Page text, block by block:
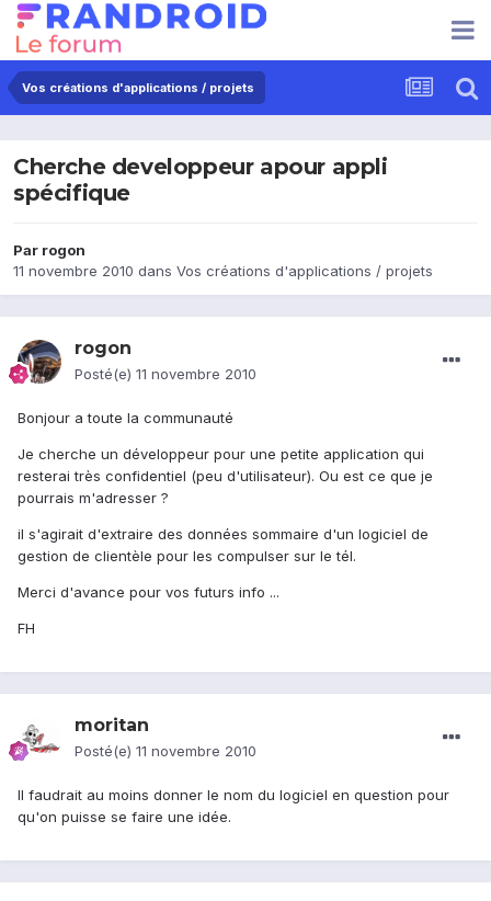
Vos créations d'applications / projets
Cherche developpeur apour appli
spécifique
Par rogon
11 novembre 2010 dans Vos créations d'applications / projets
rogon
Posté(e) 11 novembre 2010
Bonjour a toute la communauté
Je cherche un développeur pour une petite application qui
resterai très confidentiel (peu d'utilisateur). Ou est ce que je
pourrais m'adresser ?
il s'agirait d'extraire des données sommaire d'un logiciel de
gestion de clientèle pour les compulser sur le tél.
Merci d'avance pour vos futurs info ...
FH
moritan
Posté(e) 11 novembre 2010
Il faudrait au moins donner le nom du logiciel en question pour
qu'on puisse se faire une idée.